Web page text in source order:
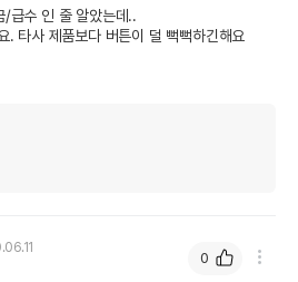
/급수 인 줄 알았는데..
. 타사 제품보다 버튼이 덜 뻑뻑하긴해요
0